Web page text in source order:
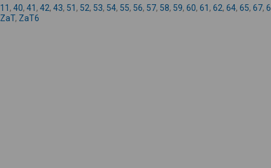
11 , 40, 41 , 42, 43, 51 , 52, 53, 54, 55, 56, 57, 58, 59, 60, 61 , 62, 64, 65, 67,
ZaT, ZaT6